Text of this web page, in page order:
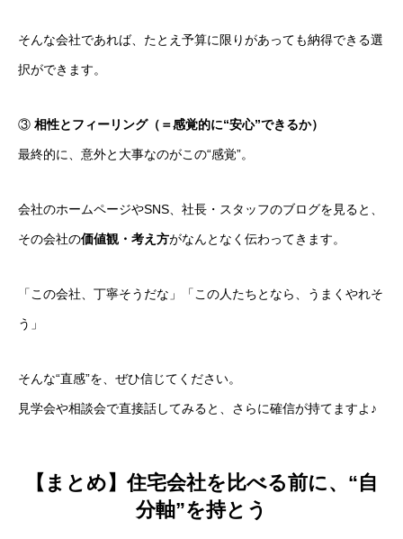
そんな会社であれば、たとえ予算に限りがあっても納得できる選
択ができます。
③ 相性とフィーリング（＝感覚的に“安心”できるか）
最終的に、意外と大事なのがこの“感覚”。
会社のホームページやSNS、社長・スタッフのブログを見ると、
その会社の価値観・考え方がなんとなく伝わってきます。
「この会社、丁寧そうだな」「この人たちとなら、うまくやれそ
う」
そんな“直感”を、ぜひ信じてください。
見学会や相談会で直接話してみると、さらに確信が持てますよ♪
【まとめ】住宅会社を比べる前に、“自
分軸”を持とう